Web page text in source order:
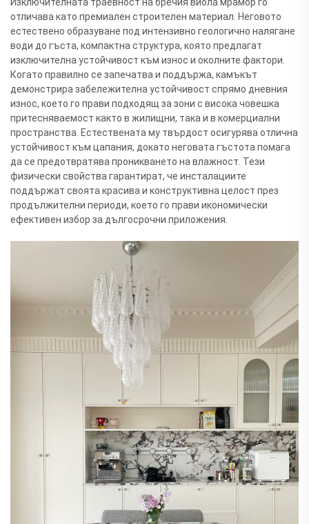
отличава като премиален строителен материал. Неговото
естествено образуване под интензивно геологично налягане
води до гъста, компактна структура, която предлагат
изключителна устойчивост към износ и околните фактори.
Когато правилно се запечатва и поддържа, камъкът
демонстрира забележителна устойчивост спрямо дневния
износ, което го прави подходящ за зони с висока човешка
притесняваемост както в жилищни, така и в комерциални
пространства. Естествената му твърдост осигурява отлична
устойчивост към цапания, докато неговата гъстота помага
да се предотвратява проникването на влажност. Тези
физически свойства гарантират, че инсталациите
поддържат своята красива и конструктивна целост през
продължителни периоди, което го прави икономически
ефективен избор за дългосрочни приложения.